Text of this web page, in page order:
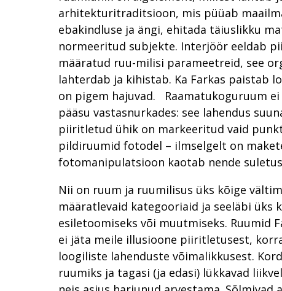
arhitekturitraditsioon, mis püüab
ebakindluse ja ängi, ehitada täiuslikku
normeeritud subjekte. Interjöör eeldab
määratud ruu-milisi parameetreid, see
lahterdab ja kihistab. Ka Farkas paistab
on pigem hajuvad. Raamatukoguruum
pääsu vastasnurkades: see lahendus
piiritletud ühik on markeeritud vaid
pildiruumid fotodel – ilmselgelt on
fotomanipulatsioon kaotab nende
Nii on ruum ja ruumilisus üks kõige
määratlevaid kategooriaid ja seeläbi üks
esiletoomiseks või muutmiseks. Ruumid
ei jäta meile illusioone piiritletusest,
loogiliste lahenduste võimalikkusest.
ruumiks ja tagasi (ja edasi) lükkavad